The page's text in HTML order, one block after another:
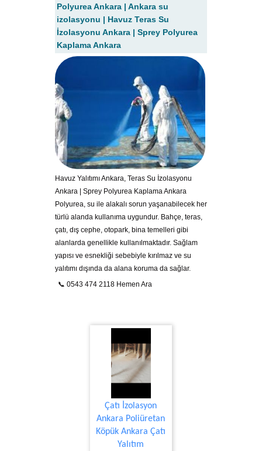
Polyurea Ankara | Ankara su
izolasyonu | Havuz Teras Su
İzolasyonu Ankara | Sprey Polyurea
Kaplama Ankara
Havuz Yalıtımı Ankara, Teras Su İzolasyonu
Ankara | Sprey Polyurea Kaplama Ankara
Polyurea, su ile alakalı sorun yaşanabilecek her
türlü alanda kullanıma uygundur. Bahçe, teras,
çatı, dış cephe, otopark, bina temelleri gibi
alanlarda genellikle kullanılmaktadır. Sağlam
yapısı ve esnekliği sebebiyle kırılmaz ve su
yalıtımı dışında da alana koruma da sağlar.
📞 0543 474 2118 Hemen Ara
Çatı İzolasyon
Ankara Poliüretan
Köpük Ankara Çatı
Yalıtım